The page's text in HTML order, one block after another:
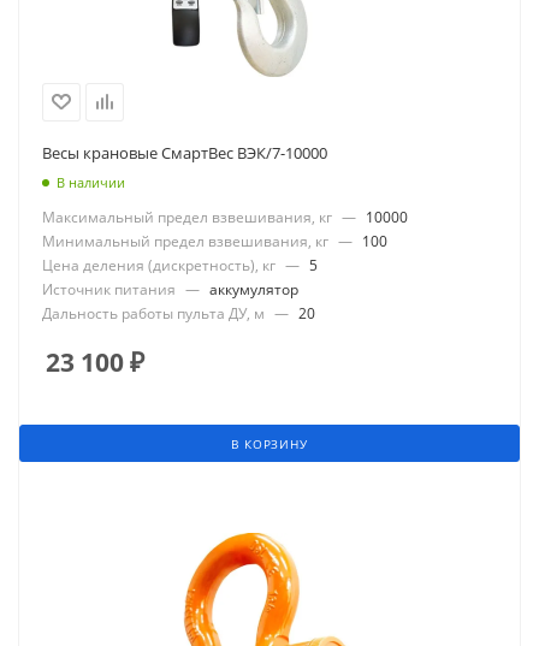
Весы крановые СмартВес ВЭК/7-10000
В наличии
Максимальный предел взвешивания, кг — 10000
Минимальный предел взвешивания, кг — 100
Цена деления (дискретность), кг — 5
Источник питания — аккумулятор
Дальность работы пульта ДУ, м — 20
23 100₽
В КОРЗИНУ